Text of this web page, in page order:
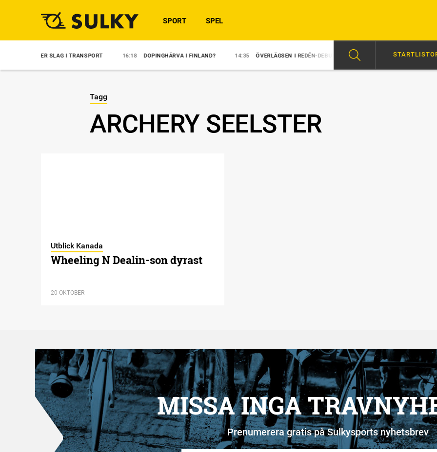
SPORT SPEL
SLAG I TRANSPORT 16:18 DOPINGHÄRVA I FINLAND? 14:35 ÖVERLÄGSEN I REDÉN-DEBUT 14:31 MAJBLOMSTER KOM LÖS EFTER
Tagg
ARCHERY SEELSTER
Utblick Kanada
Wheeling N Dealin-son dyrast
20 OKTOBER
MISSA INGA
Prenumerera gratis på Sulkysports nyhetsbrev